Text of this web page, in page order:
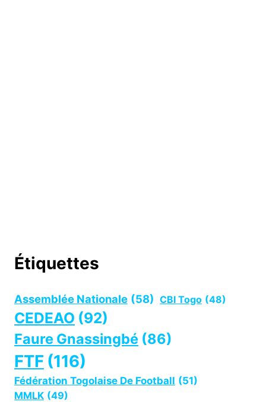
Étiquettes
Assemblée Nationale (58) CBI Togo (48)
CEDEAO (92)
Faure Gnassingbé (86)
FTF (116)
Fédération Togolaise De Football (51)
MMLK (49)